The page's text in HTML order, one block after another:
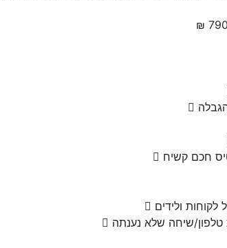
₪ 790
חכם קשיח
ולידים
שיחה שלא נענתה